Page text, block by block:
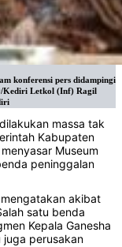
konferensi pers didampingi
Kediri Letkol (Inf) Ragil
massa tak
Kabupaten
Museum
peninggalan
akibat
satu benda
Kepala Ganesha
perusakan